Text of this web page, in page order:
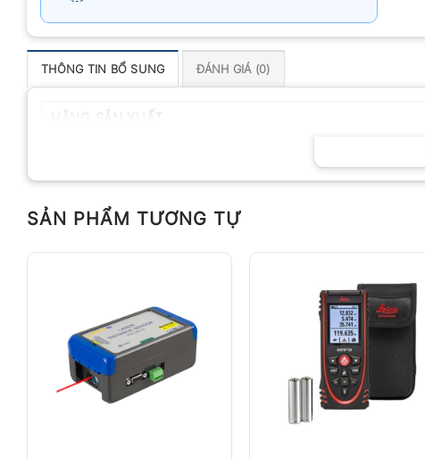
THÔNG TIN BỔ SUNG ĐÁNH GIÁ (0)
SẢN PHẨM TƯƠNG TỰ